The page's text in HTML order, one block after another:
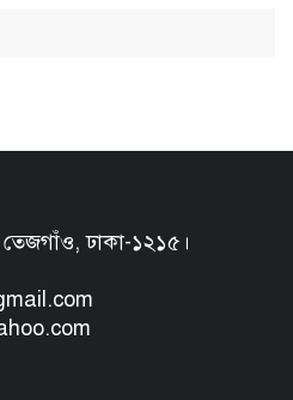
ঢাকা-১২১৫।